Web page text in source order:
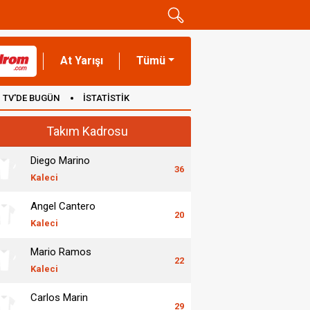
At Yarışı Tümü
TV'DE BUGÜN İSTATİSTİK
Takım Kadrosu
Diego Marino
Kaleci
36
Angel Cantero
Kaleci
20
Mario Ramos
Kaleci
22
Carlos Marin
29